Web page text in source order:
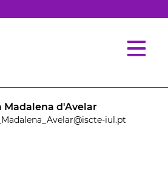
Madalena d'Avelar
iul.pt